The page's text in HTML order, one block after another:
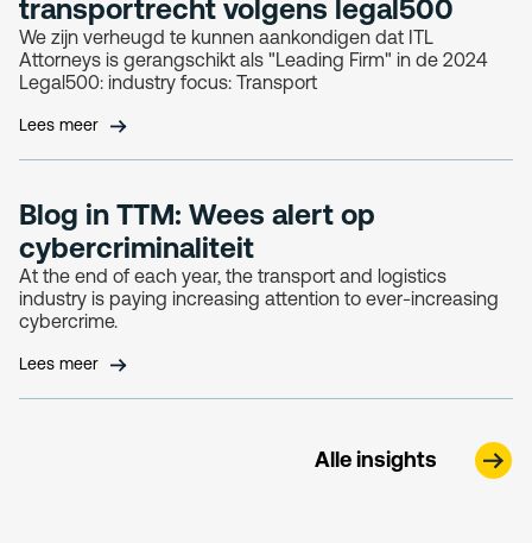
transportrecht volgens legal500
We zijn verheugd te kunnen aankondigen dat ITL
Attorneys is gerangschikt als "Leading Firm" in de 2024
Legal500: industry focus: Transport
Lees meer
Blog in TTM: Wees alert op
cybercriminaliteit
At the end of each year, the transport and logistics
industry is paying increasing attention to ever-increasing
cybercrime.
Lees meer
Alle insights